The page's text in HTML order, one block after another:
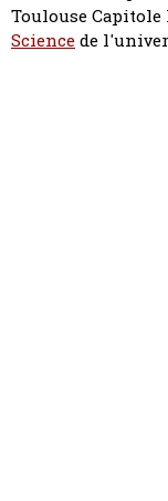
Toulouse
Sciencede